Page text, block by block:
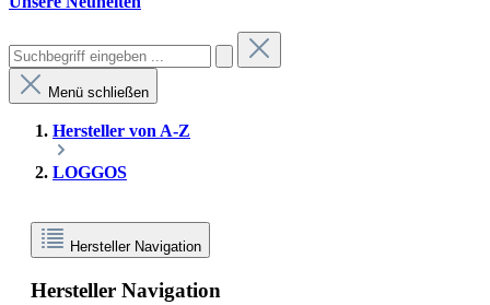
Menü schließen
Hersteller von A-Z
LOGGOS
Hersteller Navigation
Hersteller Navigation